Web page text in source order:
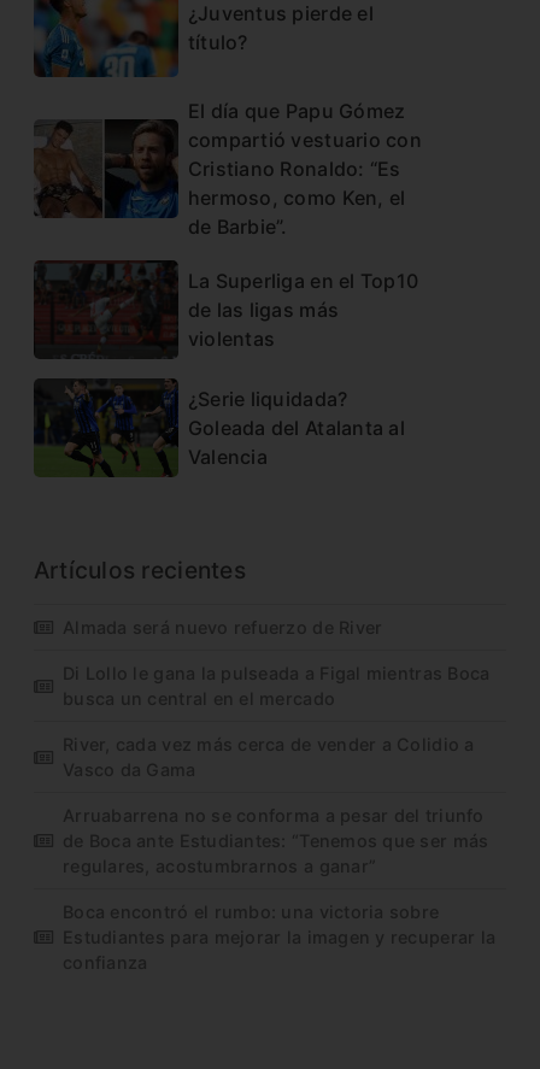
¿Juventus pierde el
título?
El día que Papu Gómez
compartió vestuario con
Cristiano Ronaldo: “Es
hermoso, como Ken, el
de Barbie”.
La Superliga en el Top10
de las ligas más
violentas
¿Serie liquidada?
Goleada del Atalanta al
Valencia
Artículos recientes
Almada será nuevo refuerzo de River
Di Lollo le gana la pulseada a Figal mientras Boca
busca un central en el mercado
River, cada vez más cerca de vender a Colidio a
Vasco da Gama
Arruabarrena no se conforma a pesar del triunfo
de Boca ante Estudiantes: “Tenemos que ser más
regulares, acostumbrarnos a ganar”
Boca encontró el rumbo: una victoria sobre
Estudiantes para mejorar la imagen y recuperar la
confianza